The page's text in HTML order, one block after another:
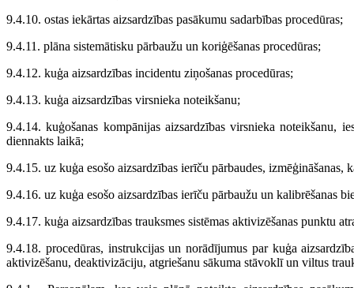
9.4.10. ostas iekārtas aizsardzības pasākumu sadarbības procedūras;
9.4.11. plāna sistemātisku pārbaužu un koriģēšanas procedūras;
9.4.12. kuģa aizsardzības incidentu ziņošanas procedūras;
9.4.13. kuģa aizsardzības virsnieka noteikšanu;
9.4.14. kuģošanas kompānijas aizsardzības virsnieka noteikšanu,
diennakts laikā;
9.4.15. uz kuģa esošo aizsardzības ierīču pārbaudes, izmēģināšanas,
9.4.16. uz kuģa esošo aizsardzības ierīču pārbaužu un kalibrēšanas
9.4.17. kuģa aizsardzības trauksmes sistēmas aktivizēšanas punktu
9.4.18. procedūras, instrukcijas un norādījumus par kuģa
aktivizēšanu, deaktivizāciju, atgriešanu sākuma stāvoklī un viltus